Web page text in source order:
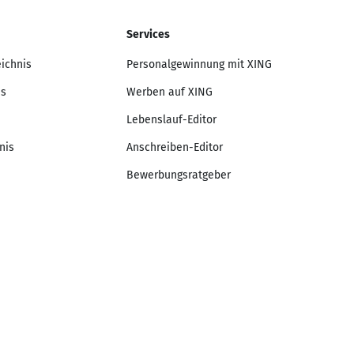
Services
Personalgewinnung mit XING
Werben auf XING
Lebenslauf-Editor
Anschreiben-Editor
Bewerbungsratgeber